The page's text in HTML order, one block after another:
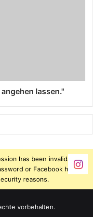
lassen."
has been invalidated
or Facebook has
reasons.
vorbehalten.